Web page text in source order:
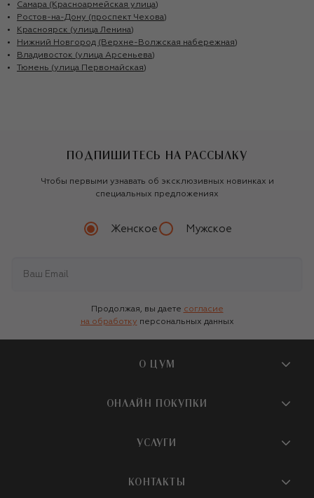
Самара (Красноармейская улица)
Ростов-на-Дону (проспект Чехова)
Красноярск (улица Ленина)
Нижний Новгород (Верхне-Волжская набережная)
Владивосток (улица Арсеньева)
Тюмень (улица Первомайская)
ПОДПИШИТЕСЬ НА РАССЫЛКУ
Чтобы первыми узнавать об эксклюзивных новинках и
специальных предложениях
Женское Мужское
Продолжая, вы даете согласие
на обработку персональных данных
О ЦУМ
О магазине
Бутики и ПВЗ ЦУМ
ОНЛАЙН ПОКУПКИ
Доставка
УСЛУГИ
КОНТАКТЫ